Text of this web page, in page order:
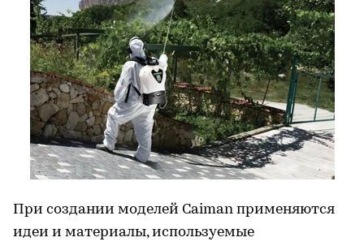
При создании моделей Caiman применяются
идеи и материалы, используемые